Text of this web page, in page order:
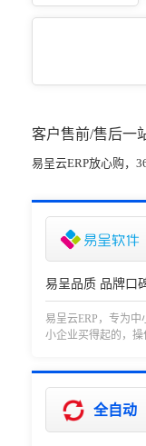
客户售前/售后一
易呈云ERP放心购，
易呈品质 品牌口
易呈云ERP，专为
小企业买得起的，操
全自动